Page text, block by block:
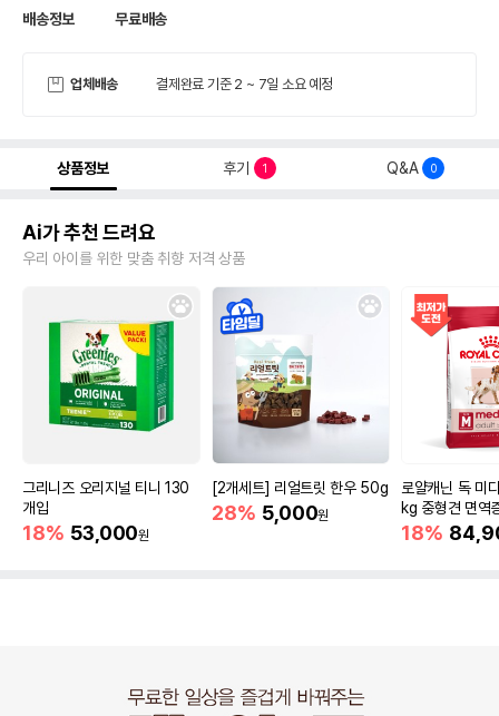
배송정보 무료배송
업체배송 결제완료 기준 2 ~ 7일 소요 예정
상품정보 후기 1 Q&A 0
Ai가 추천 드려요
우리 아이를 위한 맞춤 취향 저격 상품
그리니즈 오리지널 티니 130
개입
18% 53,000원
[2개세트] 리얼트릿 한우 50g
28% 5,000원
로얄캐닌 독 미
kg 중형견 면역
18%